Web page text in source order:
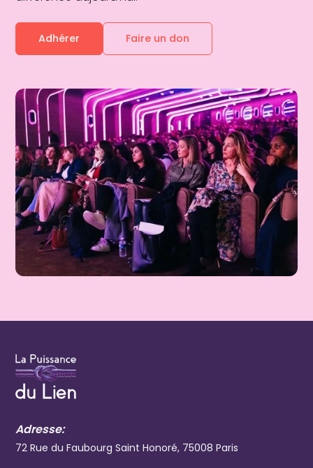
Adhérer Faire un don
Adresse:
72 Rue du Faubourg Saint Honoré, 75008 Paris